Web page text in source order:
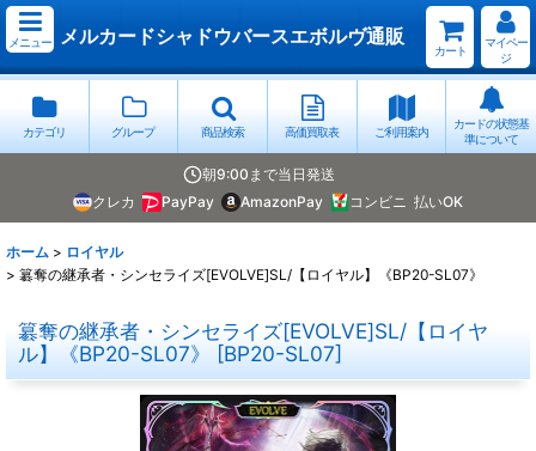
メニュー メルカードシャドウバースエボルヴ通販
カート
マイペー
ジ
カテゴリ グループ 商品検索 高価買取表 ご利用案内
カードの状態基
準について
朝9:00まで当日発送
クレカ
PayPay AmazonPay コンビニ 払いOK
ホーム > ロイヤル
> 簒奪の継承者・シンセライズ[EVOLVE]SL/【ロイヤル】《BP20-SL07》
簒奪の継承者・シンセライズ[EVOLVE]SL/【ロイヤ
ル】《BP20-SL07》
[BP20-SL07]